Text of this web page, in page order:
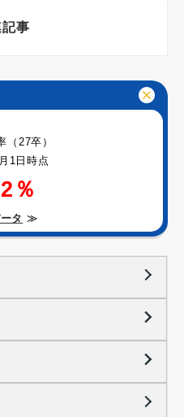
記事
（27卒）
1日時点
％
タ ≫